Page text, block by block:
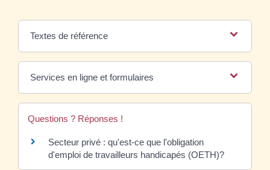
Textes de référence
Services en ligne et formulaires
Questions ? Réponses !
Secteur privé : qu'est-ce que l'obligation
d'emploi de travailleurs handicapés (OETH)?